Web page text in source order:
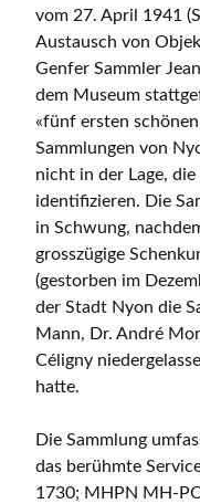
vom 27. April 1941
Austausch von
Genfer Sammler
dem Museum
«fünf ersten
Sammlungen von
nicht in der Lage,
identifizieren. Die
in Schwung,
grosszügige
(gestorben im
der Stadt Nyon die
Mann, Dr. André
Céligny
hatte.
Die Sammlung
das berühmte
1730; MHPN MH-